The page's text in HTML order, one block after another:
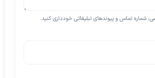
شماره تماس و پیوندهای تبلیغاتی خودداری کنید.